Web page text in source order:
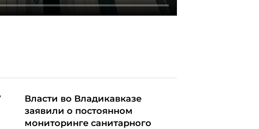
Власти во Владикавказе
заявили о постоянном
мониторинге санитарного